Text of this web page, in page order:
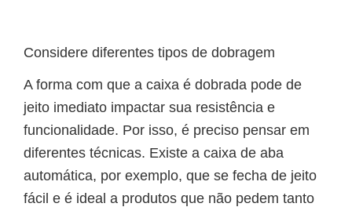
Considere diferentes tipos de dobragem
A forma com que a caixa é dobrada pode de
jeito imediato impactar sua resistência e
funcionalidade. Por isso, é preciso pensar em
diferentes técnicas. Existe a caixa de aba
automática, por exemplo, que se fecha de jeito
fácil e é ideal a produtos que não pedem tanto